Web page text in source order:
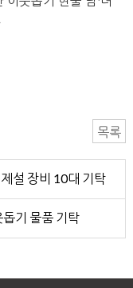
목록
설 장비 10대 기탁
기 물품 기탁